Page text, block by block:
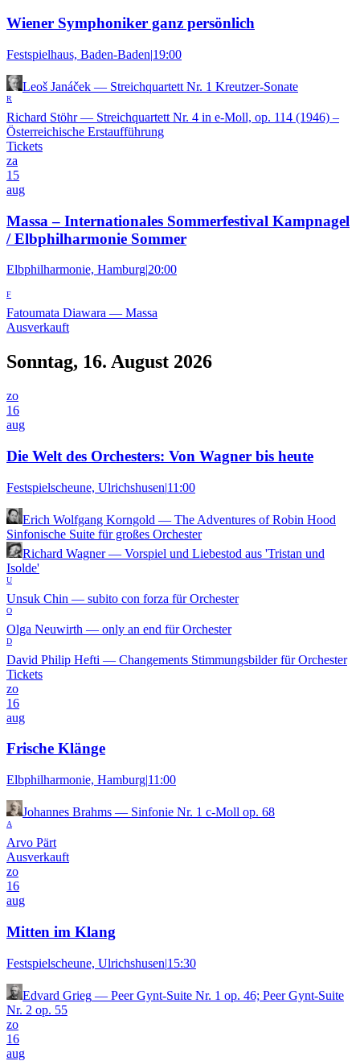
Wiener Symphoniker ganz persönlich
Festspielhaus, Baden-Baden|19:00
Leoš Janáček — Streichquartett Nr. 1 Kreutzer-Sonate
R
Richard Stöhr— Streichquartett Nr. 4 in e-Moll, op. 114 (1946) –
Österreichische Erstaufführung
Tickets
za
15
aug
Massa – Internationales Sommerfestival Kampnagel
/ Elbphilharmonie Sommer
Elbphilharmonie, Hamburg|20:00
F
Fatoumata Diawara — Massa
Ausverkauft
Sonntag, 16. August 2026
zo
16
aug
Die Welt des Orchesters: Von Wagner bis heute
Festspielscheune, Ulrichshusen|11:00
Erich Wolfgang Korngold — The Adventures of Robin Hood
Sinfonische Suite für großes Orchester
Richard Wagner— Vorspiel und Liebestod aus 'Tristan und
Isolde'
U
Unsuk Chin — subito con forza für Orchester
O
Olga Neuwirth — only an end für Orchester
D
David Philip Hefti — Changements Stimmungsbilder für Orchester
Tickets
zo
16
aug
Frische Klänge
Elbphilharmonie, Hamburg|11:00
Johannes Brahms — Sinfonie Nr. 1 c-Moll op. 68
A
Arvo Pärt
Ausverkauft
zo
16
aug
Mitten im Klang
Festspielscheune, Ulrichshusen|15:30
Edvard Grieg — Peer Gynt-Suite Nr. 1 op. 46; Peer Gynt-Suite
Nr. 2 op. 55
zo
16
aug